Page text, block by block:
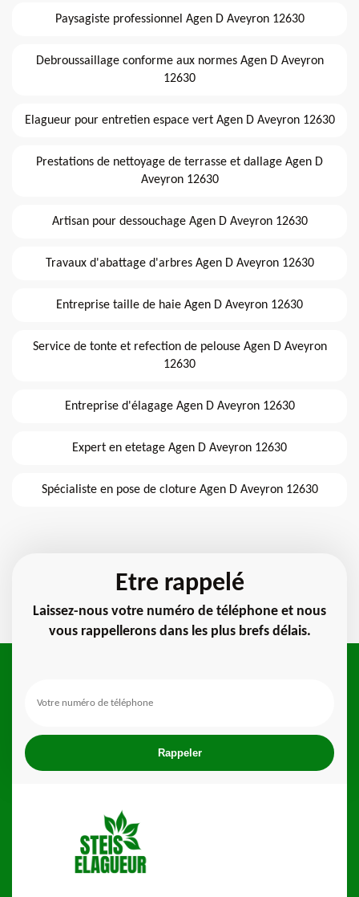
Paysagiste professionnel Agen D Aveyron 12630
Debroussaillage conforme aux normes Agen D Aveyron
12630
Elagueur pour entretien espace vert Agen D Aveyron 12630
Prestations de nettoyage de terrasse et dallage Agen D
Aveyron 12630
Artisan pour dessouchage Agen D Aveyron 12630
Travaux d'abattage d'arbres Agen D Aveyron 12630
Entreprise taille de haie Agen D Aveyron 12630
Service de tonte et refection de pelouse Agen D Aveyron
12630
Entreprise d'élagage Agen D Aveyron 12630
Expert en etetage Agen D Aveyron 12630
Spécialiste en pose de cloture Agen D Aveyron 12630
Etre rappelé
Laissez-nous votre numéro de téléphone et nous
vous rappellerons dans les plus brefs délais.